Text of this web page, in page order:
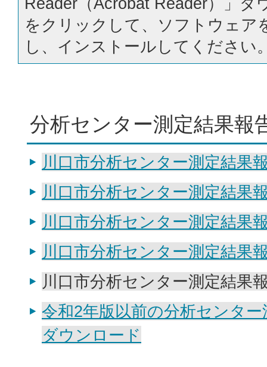
をクリックして、ソフトウェア
し、インストールしてください
分析センター測定結果報
川口市分析センター測定結果
川口市分析センター測定結果
川口市分析センター測定結果
川口市分析センター測定結果
川口市分析センター測定結果
令和2年版以前の分析センタ
ダウンロード